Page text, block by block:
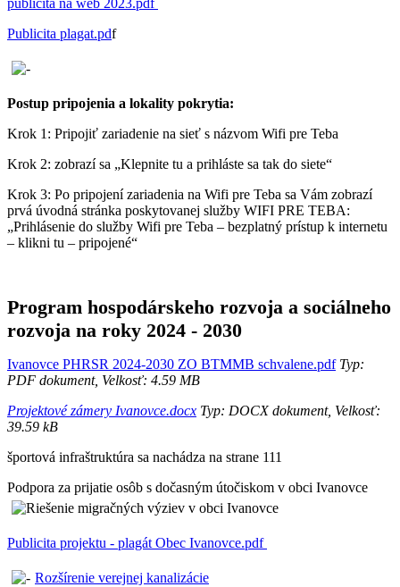
publicita na web 2023.pdf
Publicita plagat.pdf
Postup pripojenia a lokality pokrytia:
Krok 1: Pripojiť zariadenie na sieť s názvom Wifi pre Teba
Krok 2: zobrazí sa „Klepnite tu a prihláste sa tak do siete“
Krok 3: Po pripojení zariadenia na Wifi pre Teba sa Vám zobrazí
prvá úvodná stránka poskytovanej služby WIFI PRE TEBA:
„Prihlásenie do služby Wifi pre Teba – bezplatný prístup k internetu
– klikni tu – pripojené“
Program hospodárskeho rozvoja a sociálneho
rozvoja na roky 2024 - 2030
Ivanovce PHRSR 2024-2030 ZO BTMMB schvalene.pdfTyp:
PDF dokument, Velkosť: 4.59 MB
Projektové zámery Ivanovce.docx Typ: DOCX dokument, Velkosť:
39.59 kB
športová infraštruktúra sa nachádza na strane 111
Podpora za prijatie osôb s dočasným útočiskom v obci Ivanovce
Publicita projektu - plagát Obec Ivanovce.pdf
Rozšírenie verejnej kanalizácie